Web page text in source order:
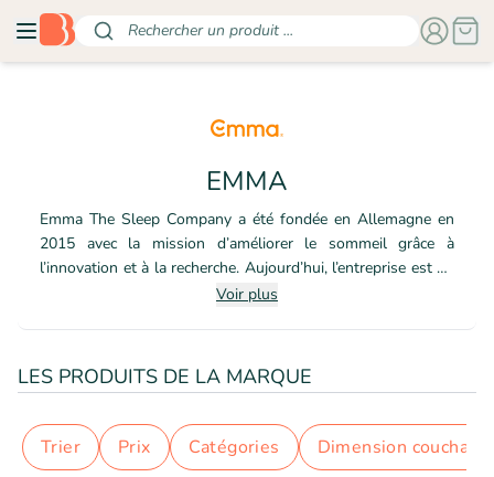
Rechercher un produit ...
EMMA
Emma The Sleep Company a été fondée en Allemagne en
2015 avec la mission d’améliorer le sommeil grâce à
l’innovation et à la recherche. Aujourd’hui, l’entreprise est un
leader mondial de la technologie du sommeil et propose des
sommeil. C’est pourquoi nous travaillons sans relâche afin
de concevoir les meilleurs atouts pour une bonne nuit.
Voir plus
LES PRODUITS DE LA MARQUE
Trier prix catégories dimension couchage